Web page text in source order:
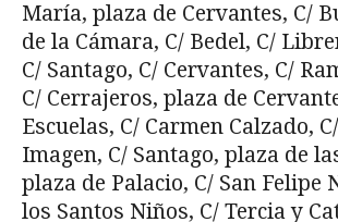
María, plaza de Cervantes, C/
de la Cámara, C/ Be­del, C/
C/ Santago, C/ Cer­vantes, C/
C/ Cerrajeros, plaza de
Escuelas, C/ Carmen Calzado,
Imagen, C/ Santago, pla­za de
plaza de Palacio, C/ San Felipe
los Santos Niños, C/ Tercia y